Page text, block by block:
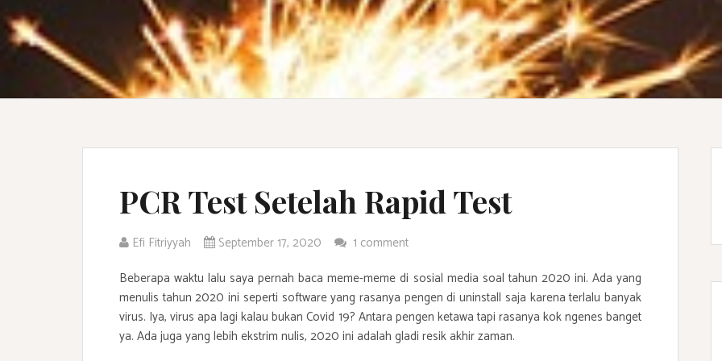
PCR Test Setelah Rapid Test
Efi Fitriyyah September 17, 2020
1 comment
Beberapa waktu lalu saya pernah baca meme-meme di sosial media soal tahun 2020 ini. Ada yang
menulis tahun 2020 ini seperti software yang rasanya pengen di uninstall saja karena terlalu banyak
virus. Iya, virus apa lagi kalau bukan Covid 19? Antara pengen ketawa tapi rasanya kok ngenes banget
ya. Ada juga yang lebih ekstrim nulis, 2020 ini adalah gladi resik akhir zaman.